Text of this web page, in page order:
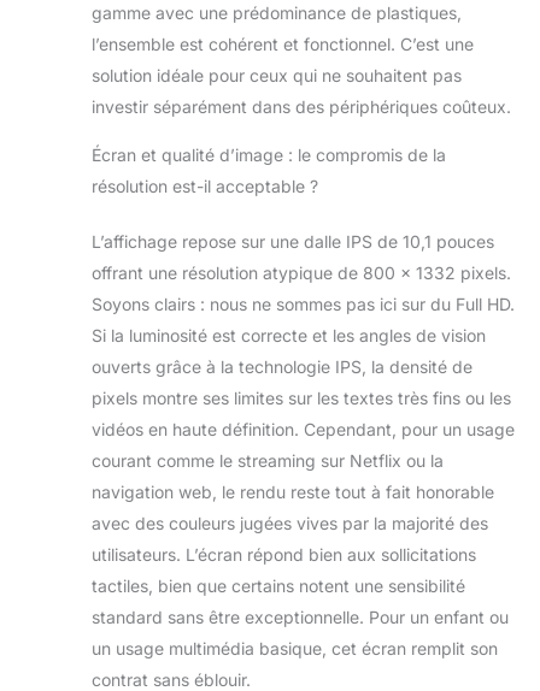
une expérience
utilisateur fluide,
rapide et
professionnelle.
32 Go de
stockage interne
extensible】Notre
tablette 10 pouces
est équipée de 16
Go de RAM (3 Go
de RAM physique
+ 13 Go de RAM
virtuelle) et de 32
Go de stockage
interne, extensible
une carte microSD
(vendue
séparément).
Vous bénéficiez
lancement rapide
des applications
gamme avec une prédominance de plastiques,
l’ensemble est cohérent et fonctionnel. C’est une
solution idéale pour ceux qui ne souhaitent pas
investir séparément dans des périphériques coûteux.
Écran et qualité d’image : le compromis de la
résolution est-il acceptable ?
L’affichage repose sur une dalle IPS de 10,1 pouces
offrant une résolution atypique de 800 x 1332 pixels.
Soyons clairs : nous ne sommes pas ici sur du Full HD.
Si la luminosité est correcte et les angles de vision
ouverts grâce à la technologie IPS, la densité de
pixels montre ses limites sur les textes très fins ou les
vidéos en haute définition. Cependant, pour un usage
courant comme le streaming sur Netflix ou la
navigation web, le rendu reste tout à fait honorable
avec des couleurs jugées vives par la majorité des
utilisateurs. L’écran répond bien aux sollicitations
tactiles, bien que certains notent une sensibilité
standard sans être exceptionnelle. Pour un enfant ou
un usage multimédia basique, cet écran remplit son
contrat sans éblouir.